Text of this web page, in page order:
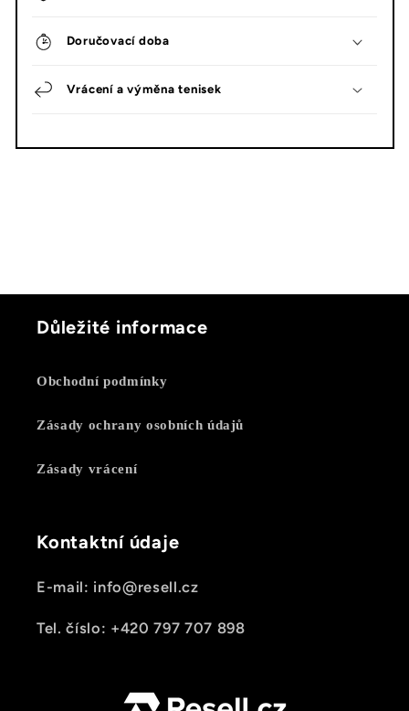
Doručovací doba
Vrácení a výměna tenisek
Důležité informace
Obchodní podmínky
Zásady ochrany osobních údajů
Zásady vrácení
Kontaktní údaje
E-mail: info@resell.cz
Tel. číslo: +420 797 707 898